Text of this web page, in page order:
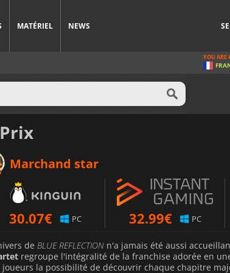
MATÉRIEL NEWS
YOU ARE
Marchand star
30.07€ PC 32.99€ PC
de BLUE REFLECTION n'a jamais été aussi
regroupe l'intégralité de la franchise adorée en
joueurs la possibilité de découvrir chaque chapitre